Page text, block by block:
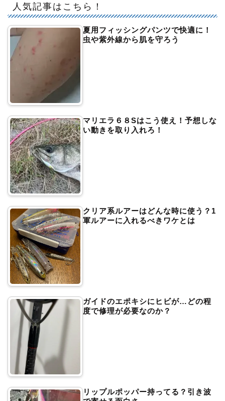
人気記事はこちら！
夏用フィッシングパンツで快適に！
虫や紫外線から肌を守ろう
マリエラ６８Sはこう使え！予想しな
い動きを取り入れろ！
クリア系ルアーはどんな時に使う？1
軍ルアーに入れるべきワケとは
ガイドのエポキシにヒビが…どの程
度で修理が必要なのか？
リップルポッパー持ってる？引き波